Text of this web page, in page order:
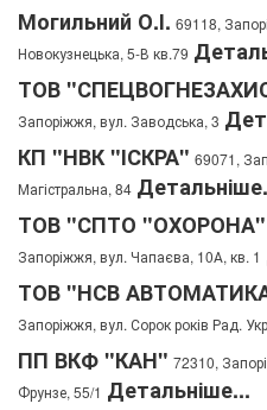
Могильний О.І. 69118,
Новокузнецька, 5-В кв.79
ТОВ
Запоріжжя, вул. Заводська, 3
КП "НВК "ІСКРА" 69071,
Магістральна, 84
ТОВ "СПТО "ОХОРОНА"
Запоріжжя, вул. Чапаєва, 10А, кв. 1
ТОВ "НСВ
Запоріжжя, вул. Сорок років Рад.
ПП ВКФ "КАН" 72310,
Фрунзе, 55/1 Детальніше...